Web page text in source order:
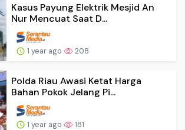
Kasus Payung Elektrik Mesjid An
Nur Mencuat Saat D...
1 year ago 208
Polda Riau Awasi Ketat Harga
Bahan Pokok Jelang Pi...
1 year ago 181